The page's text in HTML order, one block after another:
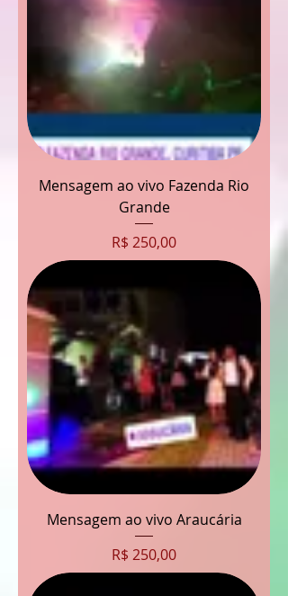
Mensagem ao vivo Fazenda Rio
Grande
Preço
R$ 250,00
Mensagem ao vivo Araucária
Preço
R$ 250,00